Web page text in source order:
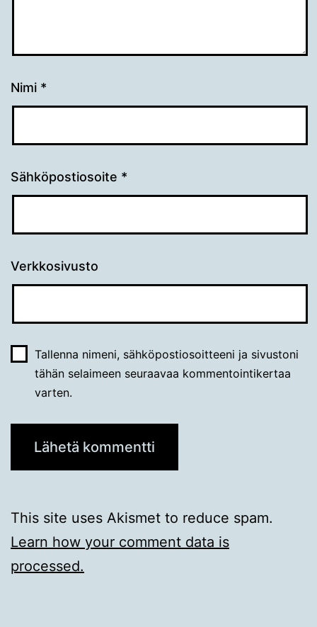
Nimi *
Sähköpostiosoite *
Verkkosivusto
Tallenna nimeni, sähköpostiosoitteeni ja sivustoni
tähän selaimeen seuraavaa kommentointikertaa
varten.
This site uses Akismet to reduce spam.
Learn how your comment data is
processed.